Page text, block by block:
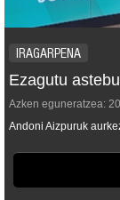
IRAGARPENA
Ezagutu
Azken eguneratzea:
Andoni Aizpuruk